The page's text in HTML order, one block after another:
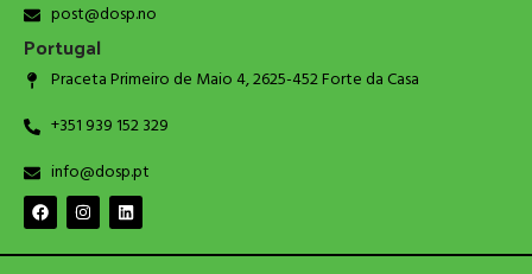
post@dosp.no
Portugal
Praceta Primeiro de Maio 4, 2625-452 Forte da Casa
+351 939 152 329
info@dosp.pt